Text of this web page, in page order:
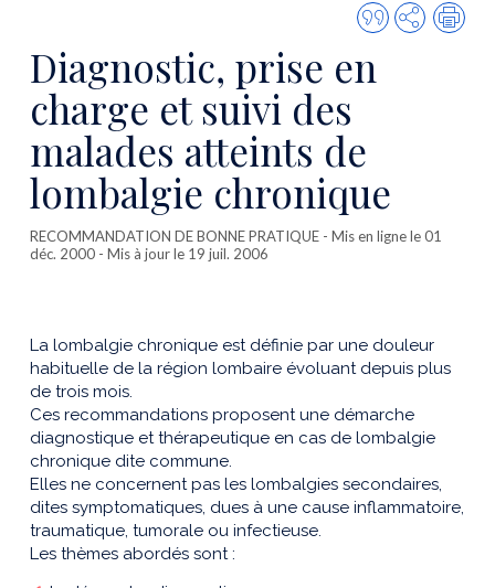
Citer
cette
Partager
Diagnostic, prise en
charge et suivi des
malades atteints de
lombalgie chronique
RECOMMANDATION DE BONNE PRATIQUE - Mis en ligne le 01
déc. 2000 - Mis à jour le 19 juil. 2006
La lombalgie chronique est définie par une douleur
habituelle de la région lombaire évoluant depuis plus
de trois mois.
Ces recommandations proposent une démarche
diagnostique et thérapeutique en cas de lombalgie
chronique dite commune.
Elles ne concernent pas les lombalgies secondaires,
dites symptomatiques, dues à une cause inflammatoire,
traumatique, tumorale ou infectieuse.
Les thèmes abordés sont :